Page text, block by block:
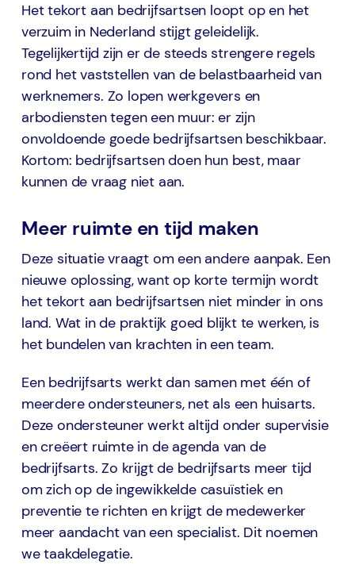
Het tekort aan bedrijfsartsen loopt op en het
verzuim in Nederland stijgt geleidelijk.
Tegelijkertijd zijn er de steeds strengere regels
rond het vaststellen van de belastbaarheid van
werknemers. Zo lopen werkgevers en
arbodiensten tegen een muur: er zijn
onvoldoende goede bedrijfsartsen beschikbaar.
Kortom: bedrijfsartsen doen hun best, maar
kunnen de vraag niet aan.
Meer ruimte en tijd maken
Deze situatie vraagt om een andere aanpak. Een
nieuwe oplossing, want op korte termijn wordt
het tekort aan bedrijfsartsen niet minder in ons
land. Wat in de praktijk goed blijkt te werken, is
het bundelen van krachten in een team.
Een bedrijfsarts werkt dan samen met één of
meerdere ondersteuners, net als een huisarts.
Deze ondersteuner werkt altijd onder supervisie
en creëert ruimte in de agenda van de
bedrijfsarts. Zo krijgt de bedrijfsarts meer tijd
om zich op de ingewikkelde casuïstiek en
preventie te richten en krijgt de medewerker
meer aandacht van een specialist. Dit noemen
we taakdelegatie.